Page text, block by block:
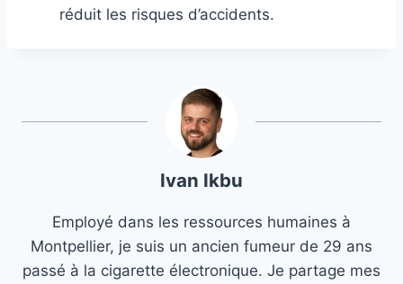
réduit les risques d’accidents.
Ivan Ikbu
Employé dans les ressources humaines à
Montpellier, je suis un ancien fumeur de 29 ans
passé à la cigarette électronique. Je partage mes